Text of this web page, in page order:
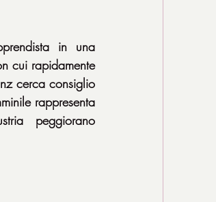
in una
cui rapidamente
cerca consiglio
rappresenta
peggiorano